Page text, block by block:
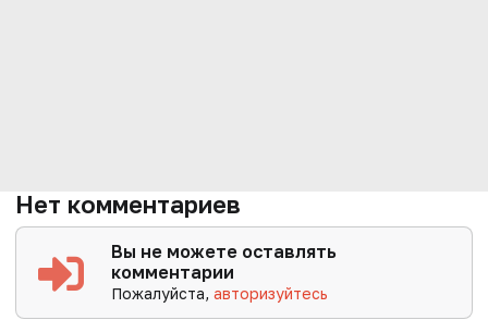
Нет комментариев
Вы не можете оставлять
комментарии
Пожалуйста,авторизуйтесь